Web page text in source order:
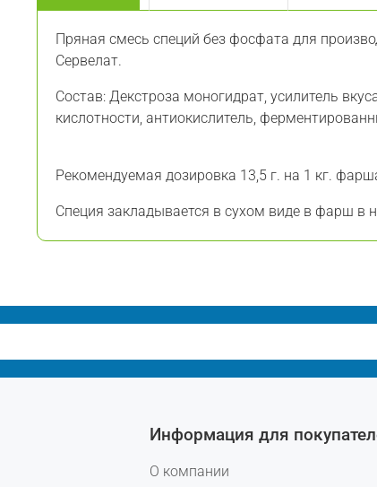
Пряная смесь специй без фосфата для
Сервелат.
Состав: Декстроза моногидрат, усилитель
кислотности, антиокислитель,
Рекомендуемая дозировка 13,5 г. на 1 кг.
Специя закладывается в сухом виде в фарш в
Информация для
О компании